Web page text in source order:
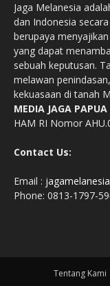
Jaga Melanesia
dan Indonesia
berupaya
yang dapat
sebuah keputusan.
melawan
kekuasaan di tanah
MEDIA JAGA PAPUA
HAM RI Nomor
Contact Us:
Email :
Phone: 0813-1797-
Tentang Kami